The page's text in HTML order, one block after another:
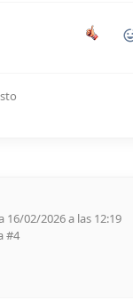
16/02/2026 a las 12:19
#4